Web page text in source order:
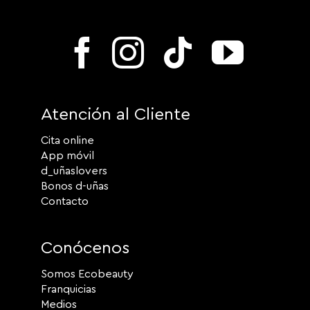
Atención al Cliente
Cita online
App móvil
d_uñaslovers
Bonos d-uñas
Contacto
Conócenos
Somos Ecobeauty
Franquicias
Medios